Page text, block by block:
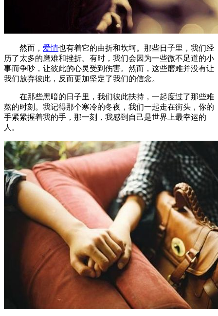
然而， 爱情也有着它的曲折和坎坷。那些日子里，我们经
历了太多的磨难和挫折。有时，我们会因为一些微不足道的小
事而争吵，让彼此的心灵受到伤害。然而，这些磨难并没有让
我们放弃彼此，反而更加坚定了我们的信念。
在那些黑暗的日子里，我们彼此扶持，一起度过了那些难
熬的时刻。我记得那个寒冷的冬夜，我们一起走在街头，你的
手紧紧握着我的手，那一刻，我感到自己是世界上最幸运的
人。